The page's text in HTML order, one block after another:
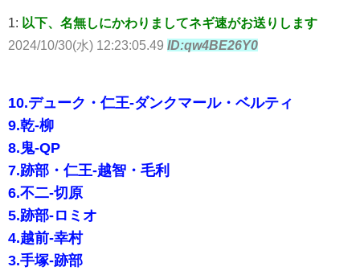
1: 以下、名無しにかわりましてネギ速がお送りします
2024/10/30(水) 12:23:05.49 ID:qw4BE26Y0
10.デューク・仁王-ダンクマール・ベルティ
9.乾-柳
8.鬼-QP
7.跡部・仁王-越智・毛利
6.不二-切原
5.跡部-ロミオ
4.越前-幸村
3.手塚-跡部